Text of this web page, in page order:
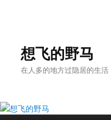
content
content想飞的野马
在人多的地方过隐居的生